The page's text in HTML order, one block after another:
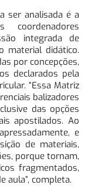
ser analisada é a
coordenadores
integrada de
material didático.
por concepções,
declarados pela
“Essa Matriz
balizadores
das opções
apostilados. Ao
e
de materiais,
porque tornam,
fragmentados,
aula”, completa.